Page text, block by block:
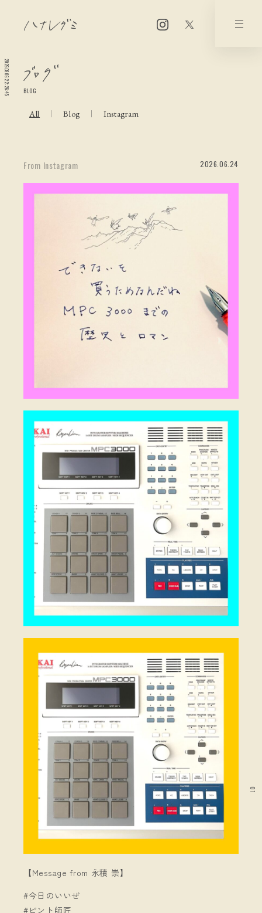
2026.08.06 22:26:45
01
BLOG
All Blog Instagram
2026.06.24
【Message from 永積 崇】
#今日のいいぜ
#ピント師匠